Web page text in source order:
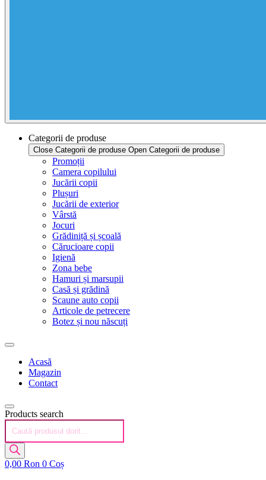
Categorii de produse
Close Categorii de produse Open Categorii de produse
Promoții
Camera copilului
Jucării copii
Plușuri
Jucării de exterior
Vârstă
Jocuri
Grădiniță și școală
Cărucioare copii
Igienă
Zona bebe
Hamuri și marsupii
Casă și grădină
Scaune auto copii
Articole de petrecere
Botez și nou născuți
Acasă
Magazin
Contact
Products search
0,00 Ron 0 Coș